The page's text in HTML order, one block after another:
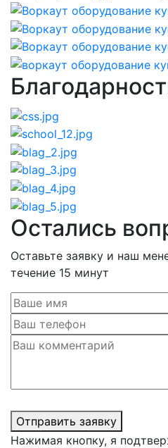
Остались
Оставьте заявку и наш
течение 15 минут
Отправить заявку
Нажимая кнопку, я